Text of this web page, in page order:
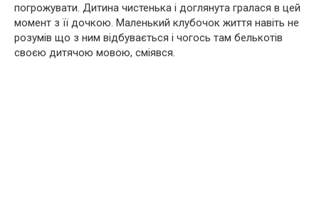
погрожувати. Дитина чистенька і доглянута гралася в цей
момент з її дочкою. Маленький клубочок життя навіть не
розумів що з ним відбувається і чогось там белькотів
своєю дитячою мовою, сміявся.